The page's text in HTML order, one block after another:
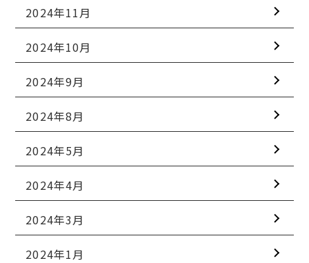
2024年11月
2024年10月
2024年9月
2024年8月
2024年5月
2024年4月
2024年3月
2024年1月